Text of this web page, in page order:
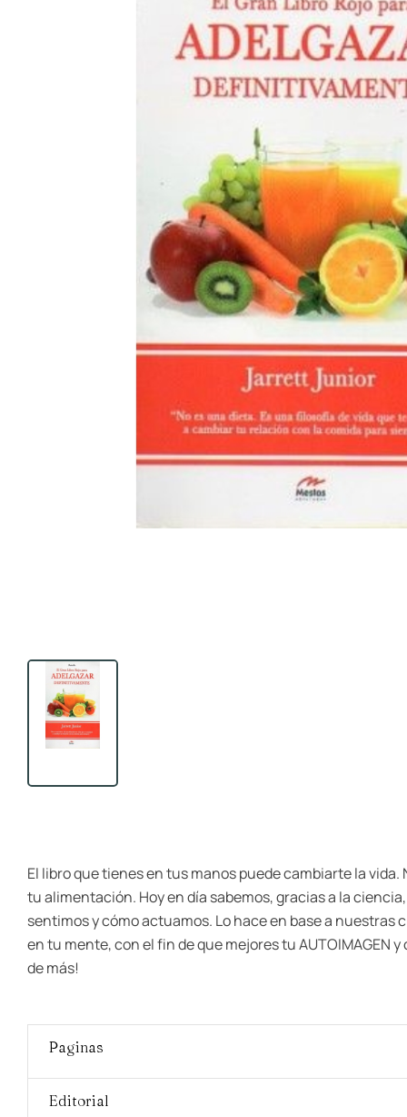
El libro que tienes en tus manos puede cambiarte la
tu alimentación. Hoy en día sabemos, gracias a la
sentimos y cómo actuamos. Lo hace en base a
en tu mente, con el fin de que mejores tu
de más!
Paginas
Editorial